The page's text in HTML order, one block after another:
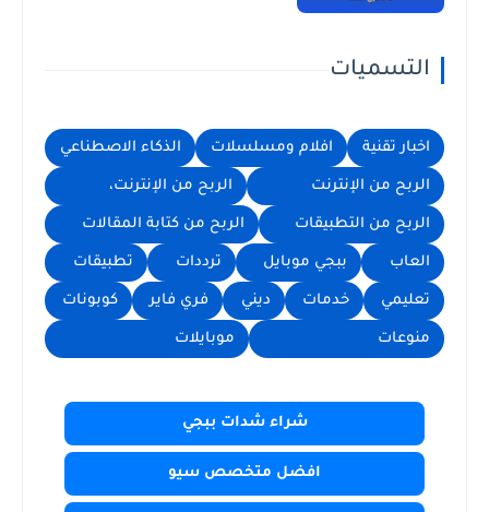
التسميات
اخبار تقنية افلام ومسلسلات الذكاء الاصطناعي
الربح من الإنترنت الربح من الإنترنت،
الربح من التطبيقات الربح من كتابة المقالات
العاب ببجي موبايل ترددات تطبيقات
تعليمي خدمات ديني فري فاير كوبونات
منوعات موبايلات
شراء شدات ببجي
افضل متخصص سيو